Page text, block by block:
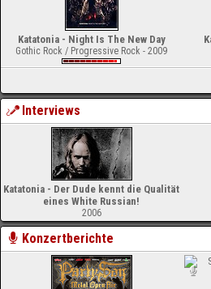
Katatonia - Night Is The New Day
Gothic Rock / Progressive Rock - 2009
Interviews
Katatonia - Der Dude kennt die Qualität
eines White Russian!
2006
Konzertberichte